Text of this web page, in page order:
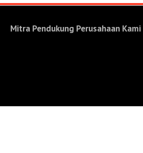
Mitra Pendukung Perusahaan Kami